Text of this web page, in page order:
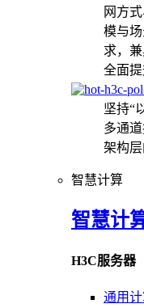
网方
模与
求，
全面
坚持“
多通
架构层
智慧计算
智慧计
H3C服务器
通用